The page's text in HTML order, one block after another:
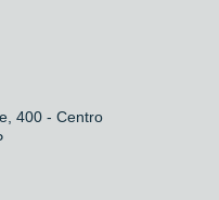
400 - Centro